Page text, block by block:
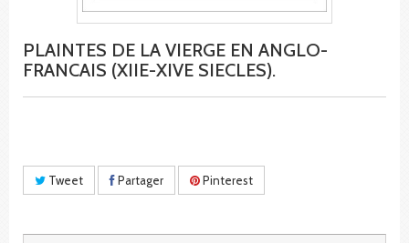
PLAINTES DE LA VIERGE EN ANGLO-
FRANCAIS (XIIE-XIVE SIECLES).
Tweet Partager Pinterest